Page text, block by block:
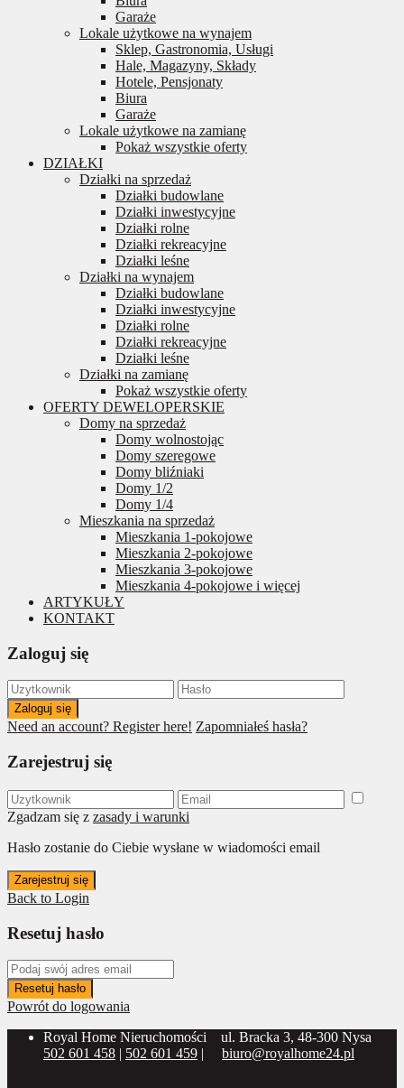
Garaże
Lokale użytkowe na wynajem
Sklep, Gastronomia, Usługi
Hale, Magazyny, Składy
Hotele, Pensjonaty
Biura
Garaże
Lokale użytkowe na zamianę
Pokaż wszystkie oferty
DZIAŁKI
Działki na sprzedaż
Działki budowlane
Działki inwestycyjne
Działki rolne
Działki rekreacyjne
Działki leśne
Działki na wynajem
Działki budowlane
Działki inwestycyjne
Działki rolne
Działki rekreacyjne
Działki leśne
Działki na zamianę
Pokaż wszystkie oferty
OFERTY DEWELOPERSKIE
Domy na sprzedaż
Domy wolnostojąc
Domy szeregowe
Domy bliźniaki
Domy 1/2
Domy 1/4
Mieszkania na sprzedaż
Mieszkania 1-pokojowe
Mieszkania 2-pokojowe
Mieszkania 3-pokojowe
Mieszkania 4-pokojowe i więcej
ARTYKUŁY
KONTAKT
Zaloguj się
Zaloguj się
Need an account? Register here! Zapomniałeś hasła?
Zarejestruj się
Zgadzam się z zasady i warunki
Hasło zostanie do Ciebie wysłane w wiadomości email
Zarejestruj się
Back to Login
Resetuj hasło
Resetuj hasło
Powrót do logowania
Royal Home Nieruchomości
ul. Bracka 3, 48-300 Nysa
502 601 458 | 502 601 459 | biuro@royalhome24.pl